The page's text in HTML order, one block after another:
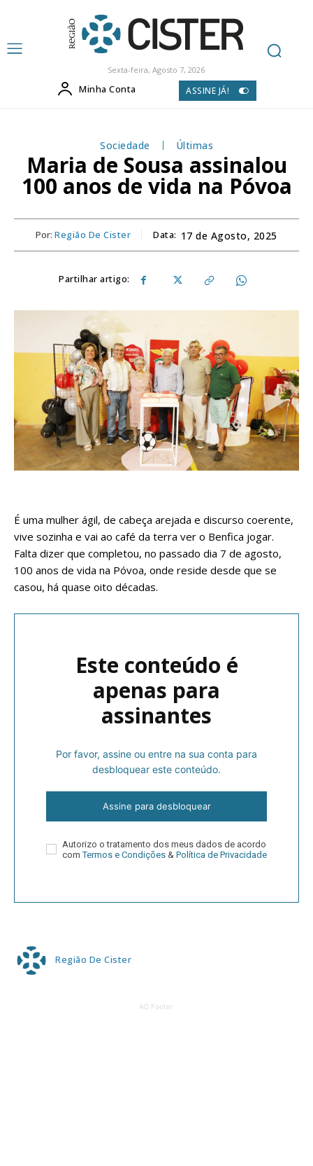
Sexta-feira, Agosto 7, 2026
Minha Conta ASSINE JÁ!
Sociedade Últimas
Maria de Sousa assinalou
100 anos de vida na Póvoa
Por: Região De Cister Data: 17 de Agosto, 2025
Partilhar artigo:
É uma mulher ágil, de cabeça arejada e discurso coerente,
vive sozinha e vai ao café da terra ver o Benfica jogar.
Falta dizer que completou, no passado dia 7 de agosto,
100 anos de vida na Póvoa, onde reside desde que se
casou, há quase oito décadas.
Este conteúdo é
apenas para
assinantes
Por favor, assine ou entre na sua conta para
desbloquear este conteúdo.
Assine para desbloquear
Autorizo o tratamento dos meus dados de acordo
comTermos e Condições & Política de Privacidade
Região De Cister
AD Footer